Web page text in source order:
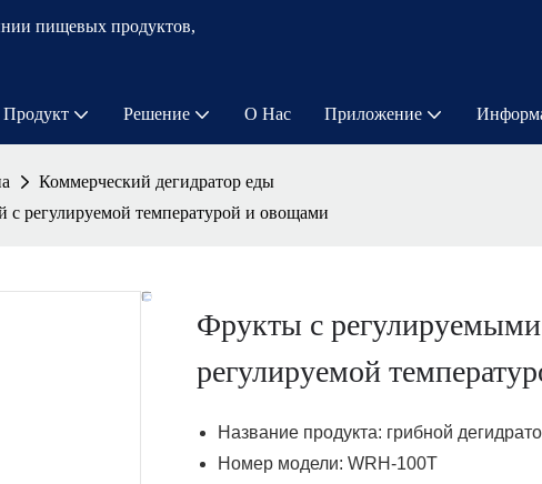
пищевых продуктов,
Продукт Решение О Нас Приложение
Коммерческий дегидратор еды
регулируемой температурой и овощами
Фрукты с
регулируемой
Название продукта: грибной
Номер модели: WRH-100T